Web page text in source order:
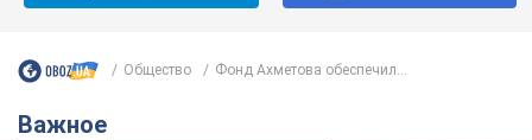
Общество Фонд Ахметова обеспечил...
Важное